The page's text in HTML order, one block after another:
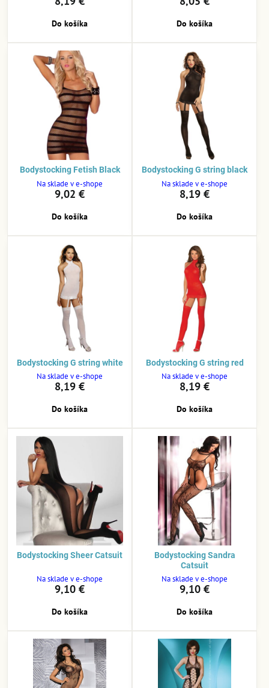
Do košíka Do košíka
Bodystocking Fetish Black
Na sklade v e-shope
9,02 €
Do košíka
Bodystocking G string black
Na sklade v e-shope
8,19 €
Do košíka
Bodystocking G string white
Na sklade v e-shope
8,19 €
Do košíka
Bodystocking G string red
Na sklade v e-shope
8,19 €
Do košíka
Bodystocking Sheer Catsuit
Na sklade v e-shope
9,10 €
Do košíka
Bodystocking Sandra
Catsuit
Na sklade v e-shope
9,10 €
Do košíka